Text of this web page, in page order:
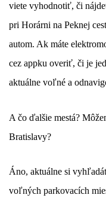
viete vyhodnotiť, či
pri Horárni na Peknej
autom. Ak máte
cez appku overiť, či je
aktuálne voľné a
A čo ďalšie mestá?
Bratislavy?
Áno, aktuálne si
voľných parkovacích